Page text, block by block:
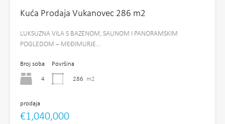
Kuća Prodaja Vukanovec 286 m2
LUKSUZNA VILA S BAZENOM, SAUNOM I PANORAMSKIM
POGLEDOM – MEĐIMURJE…
Broj soba
4
Površina
286 m2
prodaja
€1,040,000